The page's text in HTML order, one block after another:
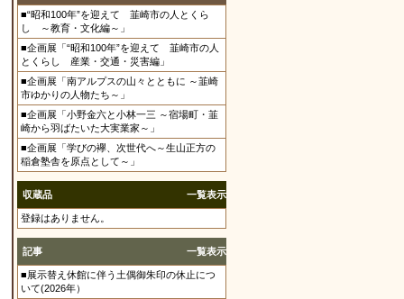
■“昭和100年”を迎えて 韮崎市の人とくら
し ～教育・文化編～」
■企画展「“昭和100年”を迎えて 韮崎市の人
とくらし 産業・交通・災害編」
■企画展「南アルプスの山々とともに ～韮崎
市ゆかりの人物たち～」
■企画展「小野金六と小林一三 ～宿場町・韮
崎から羽ばたいた大実業家～」
■企画展「学びの襷、次世代へ～生山正方の
稲倉塾舎を原点として～」
収蔵品 一覧表示
登録はありません。
記事 一覧表示
■展示替え休館に伴う土偶御朱印の休止につ
いて(2026年）